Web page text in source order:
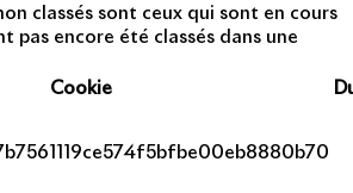
classés sont ceux qui sont en cours
pas encore été classés dans une
Cookie